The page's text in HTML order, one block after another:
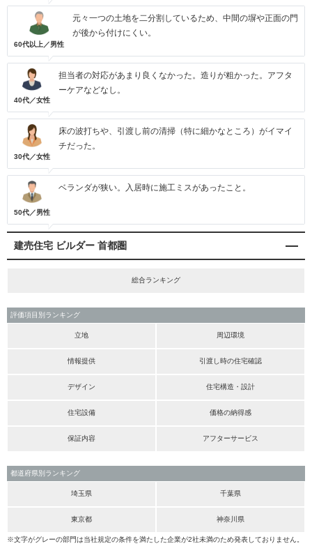
60代以上／男性
元々一つの土地を二分割しているため、中間の塀や正面の門
が後から付けにくい。
40代／女性
担当者の対応があまり良くなかった。造りが粗かった。アフタ
ーケアなどなし。
30代／女性
床の波打ちや、引渡し前の清掃（特に細かなところ）がイマイ
チだった。
50代／男性
ベランダが狭い。入居時に施工ミスがあったこと。
建売住宅 ビルダー 首都圏
総合ランキング
評価項目別ランキング
立地 周辺環境
情報提供 引渡し時の住宅確認
デザイン 住宅構造・設計
住宅設備 価格の納得感
保証内容 アフターサービス
都道府県別ランキング
埼玉県 千葉県
東京都 神奈川県
※文字がグレーの部門は当社規定の条件を満たした企業が2社未満のため発表しておりません。